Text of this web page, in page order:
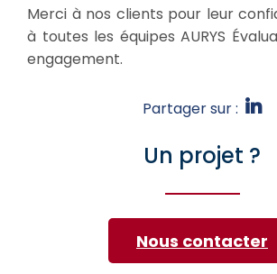
Merci à nos clients pour leur
à toutes les équipes AURYS
engagement.
Partager sur :
Un projet ?
Nous contacter